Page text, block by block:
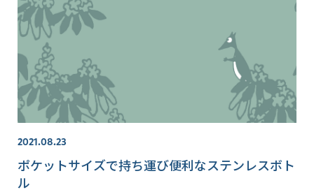
2021.08.23
ポケットサイズで持ち運び便利なステンレスボト
ル